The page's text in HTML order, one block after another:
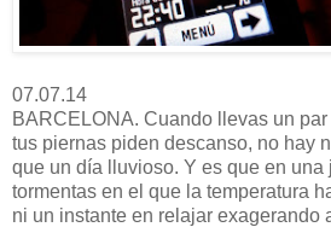
07.07.14
BARCELONA. Cuando llevas un
tus piernas piden descanso, no hay
que un día lluvioso. Y es que en
tormentas en el que la temperatura
ni un instante en relajar exagerando